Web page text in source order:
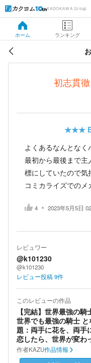
KADOKAWA Group
ホーム ランキング
初志貫
★★★
よくあるなんとなく
最初から最後まで主
標にしていたので気
コミカライズでのメ
4 2023年5月5日
レビュワー
@k101230
@k101230
レビュー投稿9件
このレビューの作品
【完結】世界最強の
世界でも最強の騎士
題：両手に花を、両手
恋したら、世界が変わ
作者KAZU作品情報